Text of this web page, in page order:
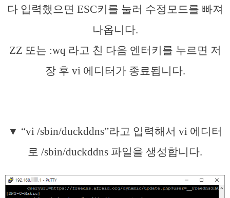
다 입력했으면 ESC키를 눌러 수정모드를 빠져
나옵니다.
ZZ 또는 :wq 라고 친 다음 엔터키를 누르면 저
장 후 vi 에디터가 종료됩니다.
▼ “vi /sbin/duckddns”라고 입력해서 vi 에디터
로 /sbin/duckddns 파일을 생성합니다.